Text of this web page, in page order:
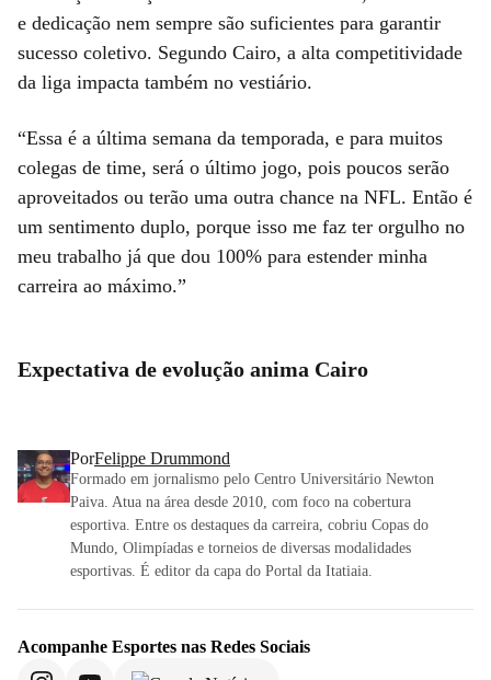
e dedicação nem sempre são suficientes para garantir
sucesso coletivo. Segundo Cairo, a alta competitividade
da liga impacta também no vestiário.
“Essa é a última semana da temporada, e para muitos
colegas de time, será o último jogo, pois poucos serão
aproveitados ou terão uma outra chance na NFL. Então é
um sentimento duplo, porque isso me faz ter orgulho no
meu trabalho já que dou 100% para estender minha
carreira ao máximo.”
Expectativa de evolução anima Cairo
PorFelippe Drummond
Formado em jornalismo pelo Centro Universitário Newton
Paiva. Atua na área desde 2010, com foco na cobertura
esportiva. Entre os destaques da carreira, cobriu Copas do
Mundo, Olimpíadas e torneios de diversas modalidades
esportivas. É editor da capa do Portal da Itatiaia.
Acompanhe Esportes nas Redes Sociais